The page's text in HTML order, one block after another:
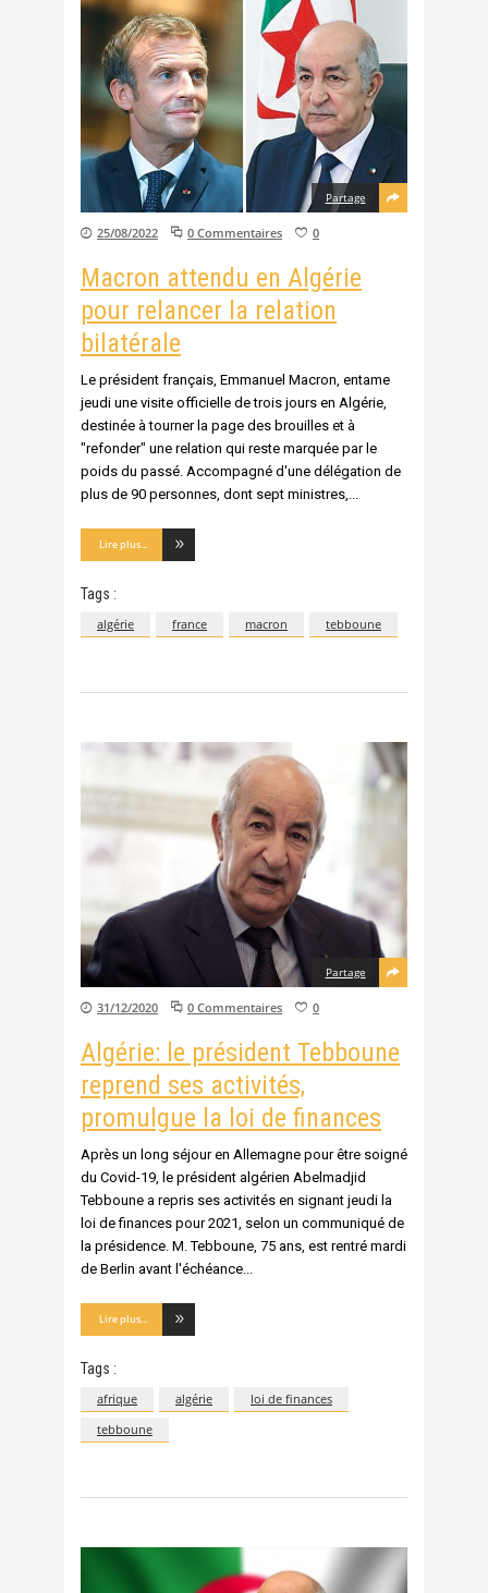
Partage
25/08/2022 0 Commentaires 0
Macron attendu en Algérie
pour relancer la relation
bilatérale
Le président français, Emmanuel Macron, entame
jeudi une visite officielle de trois jours en Algérie,
destinée à tourner la page des brouilles et à
"refonder" une relation qui reste marquée par le
poids du passé. Accompagné d'une délégation de
plus de 90 personnes, dont sept ministres,
Lire plus...
Tags :
algérie france macron tebboune
Partage
31/12/2020 0 Commentaires 0
Algérie: le président Tebboune
reprend ses activités,
promulgue la loi de finances
Après un long séjour en Allemagne pour être soigné
du Covid-19, le président algérien Abelmadjid
Tebboune a repris ses activités en signant jeudi la
loi de finances pour 2021, selon un communiqué de
la présidence. M. Tebboune, 75 ans, est rentré mardi
de Berlin avant l'échéance
Lire plus...
Tags :
afrique algérie
loi de finances
tebboune